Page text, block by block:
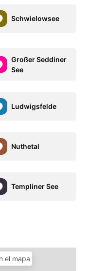
Schwielowsee
Großer Seddiner
See
Ludwigsfelde
Nuthetal
Templiner See
el mapa